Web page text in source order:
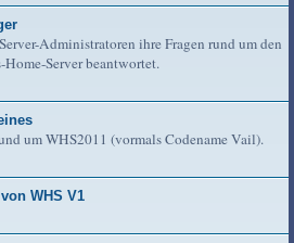
Administratoren ihre Fragen rund um den
Server beantwortet.
um WHS2011 (vormals Codename Vail).
WHS V1